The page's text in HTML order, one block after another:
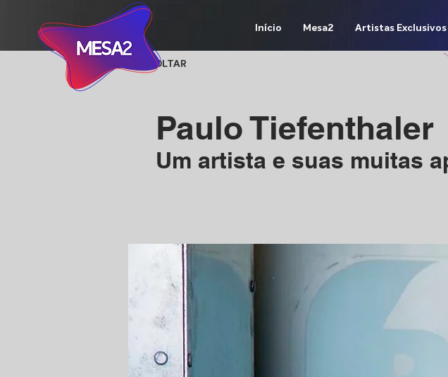
Início Mesa2 Artistas Exclusivos
< VOLTAR
Paulo Tiefenthaler
Um artista e suas muitas